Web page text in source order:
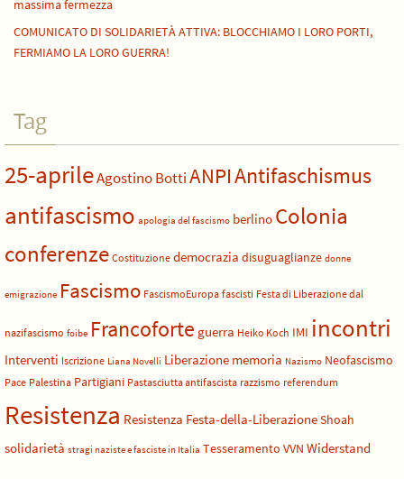
massima fermezza
COMUNICATO DI SOLIDARIETÀ ATTIVA: BLOCCHIAMO I LORO PORTI,
FERMIAMO LA LORO GUERRA!
Tag
25-aprileAgostino BottiANPIAntifaschismus
antifascismo apologia del fascismo berlino Colonia
conferenze Costituzione democrazia disuguaglianze donne
emigrazione Fascismo FascismoEuropa fascisti Festa di Liberazione dal
nazifascismo foibe Francoforte guerra Heiko Koch IMI incontri
Interventi Iscrizione Liana Novelli Liberazione memoria Nazismo Neofascismo
Pace Palestina Partigiani Pastasciutta antifascista razzismo referendum
Resistenza Resistenza Festa-della-LiberazioneShoah
solidarietà stragi naziste e fasciste in Italia Tesseramento VVN Widerstand